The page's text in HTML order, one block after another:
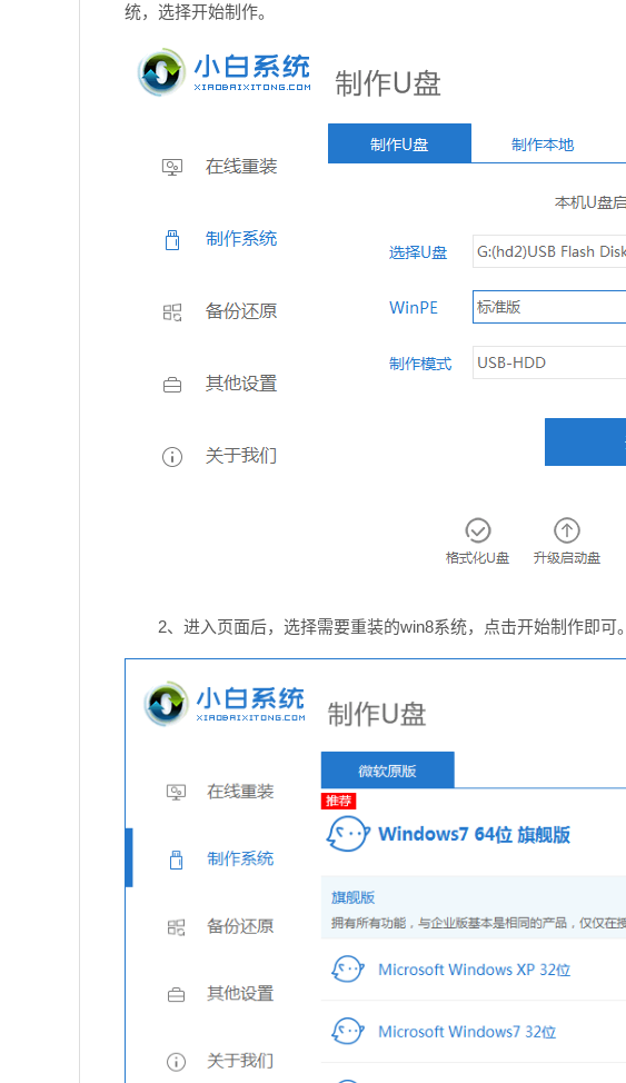
统，选择开始制作。
2、进入页面后，选择需要重装的win8系统，点击开始制作即可。